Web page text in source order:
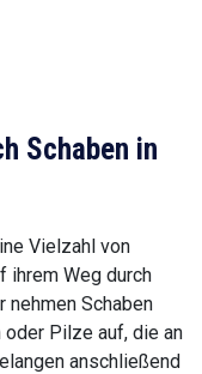
Schaben in
Vielzahl von
ihrem Weg durch
Schaben
Pilze auf, die an
anschließend